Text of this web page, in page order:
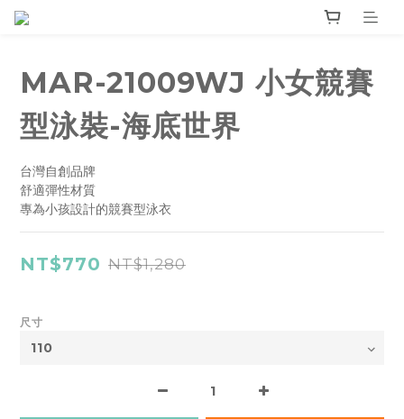
MAR-21009WJ 小女競賽
型泳裝-海底世界
台灣自創品牌
舒適彈性材質
專為小孩設計的競賽型泳衣
NT$770 NT$1,280
尺寸